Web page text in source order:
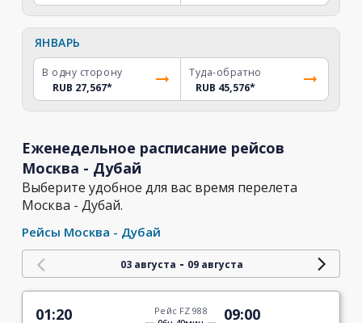
ЯНВАРЬ
В одну сторону
RUB 27,567*
Туда-обратно
RUB 45,576*
Еженедельное расписание рейсов
Москва - Дубай
Выберите удобное для вас время перелета
Москва - Дубай.
Рейсы Москва - Дубай
03 августа - 09 августа
01:20
Рейс FZ 988
09:00